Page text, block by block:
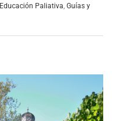
Educación Paliativa, Guías y